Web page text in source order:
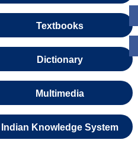
Textbooks
Dictionary
Multimedia
Indian Knowledge System